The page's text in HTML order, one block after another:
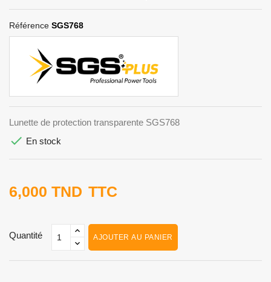
Référence SGS768
Lunette de protection transparente SGS768
 En stock
6,000 TND TTC
Quantité AJOUTER AU PANIER